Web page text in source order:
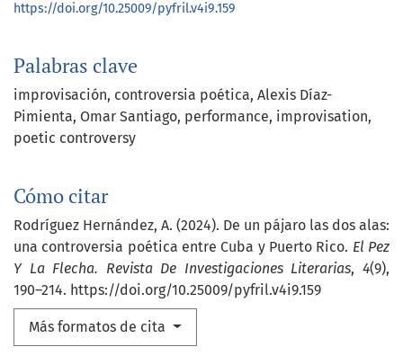
Palabras clave
improvisación controversia poética Alexis Díaz-
Pimienta Omar Santiago performance improvisation
poetic controversy
Cómo citar
Rodríguez Hernández, A. (2024). De un pájaro las dos alas:
una controversia poética entre Cuba y Puerto Rico. El Pez
Y La Flecha. Revista De Investigaciones Literarias,4(9),
190–214. https://doi.org/10.25009/pyfril.v4i9.159
Más formatos de cita
https://doi.org/10.25009/pyfril.v4i9.159